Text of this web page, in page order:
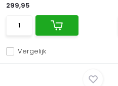
Vergelijk
299,95